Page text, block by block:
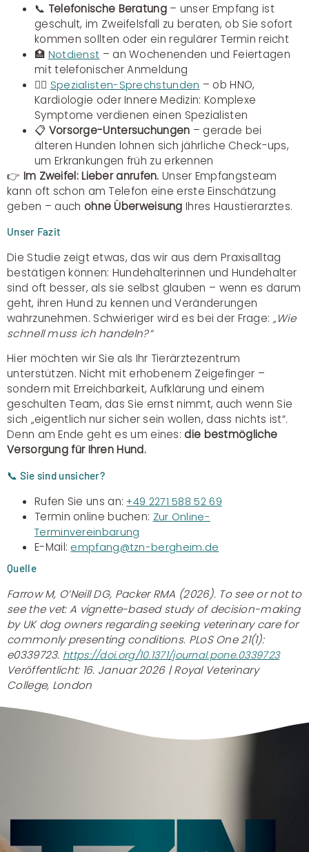
📞 Telefonische Beratung– unser Empfang ist
geschult, im Zweifelsfall zu beraten, ob Sie sofort
kommen sollten oder ein regulärer Termin reicht
🏥 Notdienst – an Wochenenden und Feiertagen
mit telefonischer Anmeldung
👩‍⚕️ Spezialisten-Sprechstunden – ob HNO,
Kardiologie oder Innere Medizin: Komplexe
Symptome verdienen einen Spezialisten
📋 Vorsorge-Untersuchungen – gerade bei
älteren Hunden lohnen sich jährliche Check-ups,
um Erkrankungen früh zu erkennen
👉 Im Zweifel: Lieber anrufen. Unser Empfangsteam
kann oft schon am Telefon eine erste Einschätzung
geben – auch ohne Überweisung Ihres Haustierarztes.
Unser Fazit
Die Studie zeigt etwas, das wir aus dem Praxisalltag
bestätigen können: Hundehalterinnen und Hundehalter
sind oft besser, als sie selbst glauben – wenn es darum
geht, ihren Hund zu kennen und Veränderungen
wahrzunehmen. Schwieriger wird es bei der Frage: „Wie
schnell muss ich handeln?“
Hier möchten wir Sie als Ihr Tierärztezentrum
unterstützen. Nicht mit erhobenem Zeigefinger –
sondern mit Erreichbarkeit, Aufklärung und einem
geschulten Team, das Sie ernst nimmt, auch wenn Sie
sich „eigentlich nur sicher sein wollen, dass nichts ist“.
Denn am Ende geht es um eines: die bestmögliche
Versorgung für Ihren Hund.
📞 Sie sind unsicher?
Rufen Sie uns an:+49 2271 588 52 69
Termin online buchen: Zur Online-
Terminvereinbarung
E-Mail: empfang@tzn-bergheim.de
Quelle
Farrow M, O’Neill DG, Packer RMA (2026). To see or not to
see the vet: A vignette-based study of decision-making
by UK dog owners regarding seeking veterinary care for
commonly presenting conditions. PLoS One 21(1):
e0339723. https://doi.org/10.1371/journal.pone.0339723
Veröffentlicht: 16. Januar 2026 | Royal Veterinary
College, London